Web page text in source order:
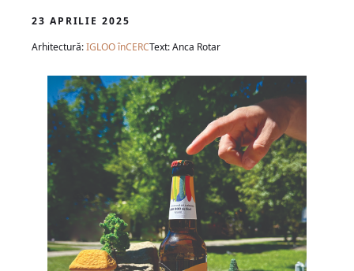
23 APRILIE 2025
Arhitectură:IGLOO înCERCText: Anca Rotar